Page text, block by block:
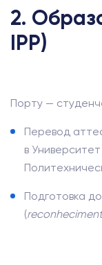
2.
IPP)
Порту —
Перевод
в
Подготовка
(